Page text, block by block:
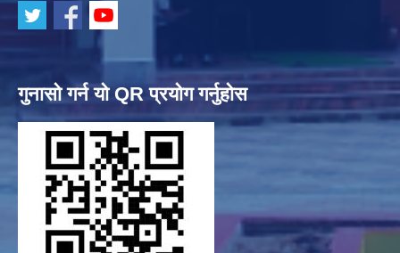
गुनासो गर्न यो QR प्रयोग गर्नुहोस